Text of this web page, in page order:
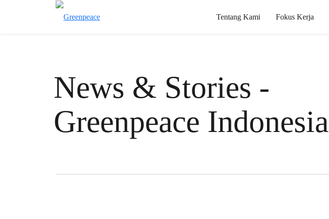
Tentang Kami Fokus Kerja
News & Stories -
Greenpeace Indonesia